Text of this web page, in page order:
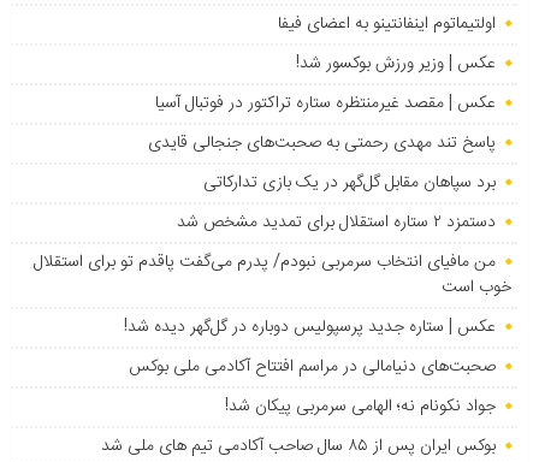
اولتیماتوم اینفانتینو به اعضای فیفا
عکس | وزیر ورزش بوکسور شد!
عکس | مقصد غیرمنتظره ستاره تراکتور در فوتبال آسیا
پاسخ تند مهدی رحمتی به صحبت‌های جنجالی قایدی
برد سپاهان مقابل گل‌گهر در یک بازی تدارکاتی
دستمزد ۲ ستاره استقلال برای تمدید مشخص شد
من مافیای انتخاب سرمربی نبودم/ پدرم می‌گفت پاقدم تو برای استقلال
خوب است
عکس | ستاره جدید پرسپولیس دوباره در گل‌گهر دیده شد!
صحبت‌های دنیامالی در مراسم افتتاح آکادمی ملی بوکس
جواد نکونام نه؛ الهامی سرمربی پیکان شد!
بوکس ایران پس از ۸۵ سال صاحب آکادمی تیم های ملی شد